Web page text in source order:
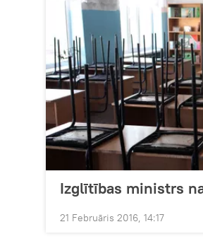
Izglītības ministrs
21 Februāris 2016, 14:17